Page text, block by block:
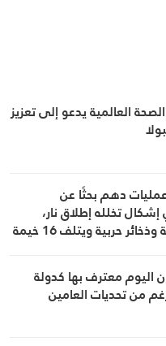
العالمية يدعو إلى تعزيز
دهم بحثًا عن
تخلله إطلاق نار،
ويضبط أسلحة وذخائر حربية ويتلف 16 خيمة
اليوم معترف بها كدولة
من تحديات العامين